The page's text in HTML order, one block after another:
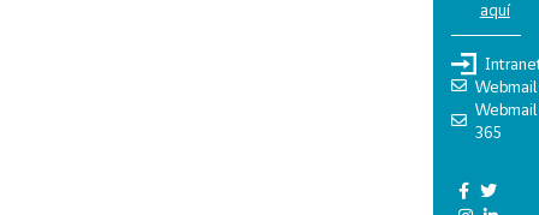
aquí
Webmail
Webmail
365